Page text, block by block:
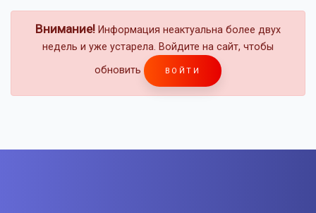
Внимание! Информация неактуальна более двух
недель и уже устарела. Войдите на сайт, чтобы
обновить
ВОЙТИ